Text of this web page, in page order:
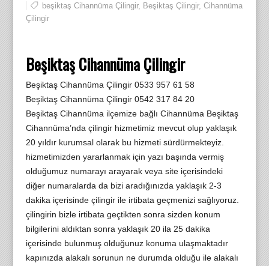
beşiktaş Cihannüma Çilingir, Beşiktaş Çilingir, Cihannüma
Çilingir
Beşiktaş Cihannüma Çilingir
Beşiktaş Cihannüma Çilingir 0533 957 61 58
Beşiktaş Cihannüma Çilingir 0542 317 84 20
Beşiktaş Cihannüma ilçemize bağlı Cihannüma Beşiktaş
Cihannüma’nda çilingir hizmetimiz mevcut olup yaklaşık
20 yıldır kurumsal olarak bu hizmeti sürdürmekteyiz.
hizmetimizden yararlanmak için yazı başında vermiş
olduğumuz numarayı arayarak veya site içerisindeki
diğer numaralarda da bizi aradığınızda yaklaşık 2-3
dakika içerisinde çilingir ile irtibata geçmenizi sağlıyoruz.
çilingirin bizle irtibata geçtikten sonra sizden konum
bilgilerini aldıktan sonra yaklaşık 20 ila 25 dakika
içerisinde bulunmuş olduğunuz konuma ulaşmaktadır
kapınızda alakalı sorunun ne durumda olduğu ile alakalı